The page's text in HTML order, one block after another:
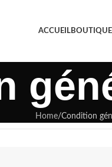
ACCUEILBOUTIQUE
Home Condition